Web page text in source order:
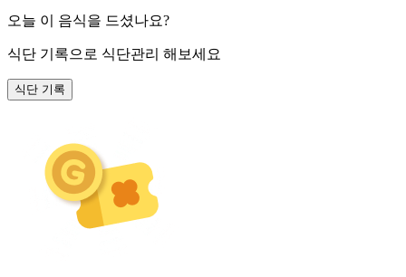
오늘 이 음식을 드셨나요?
식단 기록으로 식단관리 해보세요
식단 기록